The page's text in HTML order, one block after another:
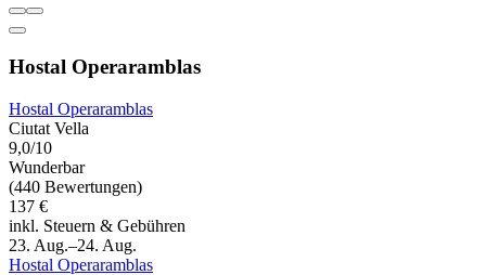
Hostal Operaramblas
Hostal Operaramblas
Ciutat Vella
9,0/10
Wunderbar
(440 Bewertungen)
137 €
inkl. Steuern & Gebühren
23. Aug.–24. Aug.
Hostal Operaramblas